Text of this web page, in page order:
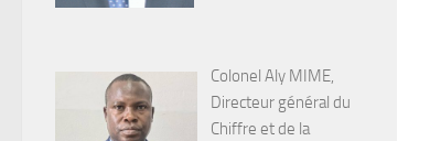
Colonel Aly MIME,
Directeur général du
Chiffre et de la